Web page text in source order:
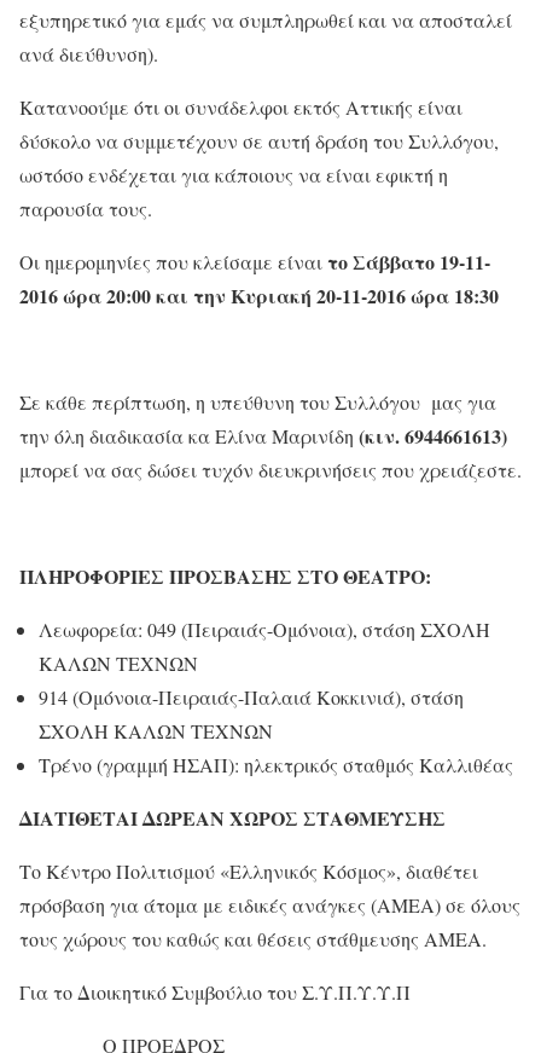
εξυπηρετικό για εμάς να συμπληρωθεί και να αποσταλεί
ανά διεύθυνση).
Κατανοούμε ότι οι συνάδελφοι εκτός Αττικής είναι
δύσκολο να συμμετέχουν σε αυτή δράση του Συλλόγου,
ωστόσο ενδέχεται για κάποιους να είναι εφικτή η
παρουσία τους.
Οι ημερομηνίες που κλείσαμε είναι το Σάββατο 19-11-
2016 ώρα 20:00 και την Κυριακή 20-11-2016 ώρα 18:30
Σε κάθε περίπτωση, η υπεύθυνη του Συλλόγου μας για
την όλη διαδικασία κα Ελίνα Μαρινίδη (κιν.6944661613)
μπορεί να σας δώσει τυχόν διευκρινήσεις που χρειάζεστε.
ΠΛΗΡΟΦΟΡΙΕΣ ΠΡΟΣΒΑΣΗΣ ΣΤΟ ΘΕΑΤΡΟ:
Λεωφορεία: 049 (Πειραιάς-Ομόνοια), στάση ΣΧΟΛΗ
ΚΑΛΩΝ ΤΕΧΝΩΝ
914 (Ομόνοια-Πειραιάς-Παλαιά Κοκκινιά), στάση
ΣΧΟΛΗ ΚΑΛΩΝ ΤΕΧΝΩΝ
Τρένο (γραμμή ΗΣΑΠ): ηλεκτρικός σταθμός Καλλιθέας
ΔΙΑΤΙΘΕΤΑΙ ΔΩΡΕΑΝ ΧΩΡΟΣ ΣΤΑΘΜΕΥΣΗΣ
Το Κέντρο Πολιτισμού «Ελληνικός Κόσμος», διαθέτει
πρόσβαση για άτομα με ειδικές ανάγκες (ΑMEΑ) σε όλους
τους χώρους του καθώς και θέσεις στάθμευσης ΑMEΑ.
Για το Διοικητικό Συμβούλιο του Σ.Υ.Π.Υ.Υ.Π
Ο ΠΡΟΕΔΡΟΣ